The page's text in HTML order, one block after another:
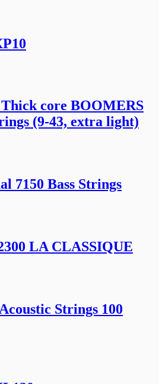
core BOOMERS
(9-43, extra light)
7150 Bass Strings
LA CLASSIQUE
Strings 100